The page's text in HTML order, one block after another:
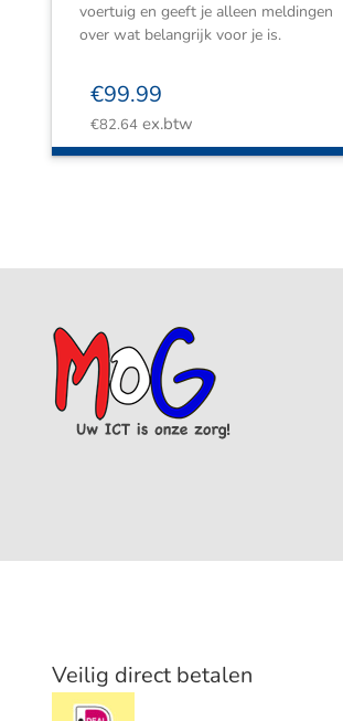
voertuig en geeft je alleen meldingen
over wat belangrijk voor je is.
€99.99
€82.64 ex.btw
Veilig direct betalen